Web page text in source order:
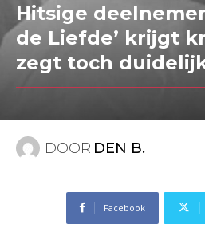
Hitsige
de Liefde’ krijgt
zegt toch
DOOR DEN B.
Facebook